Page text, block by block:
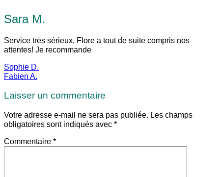
Sara M.
Service très sérieux, Flore a tout de suite compris nos
attentes! Je recommande
Sophie D.
Fabien A.
Laisser un commentaire
Votre adresse e-mail ne sera pas publiée. Les champs
obligatoires sont indiqués avec *
Commentaire *